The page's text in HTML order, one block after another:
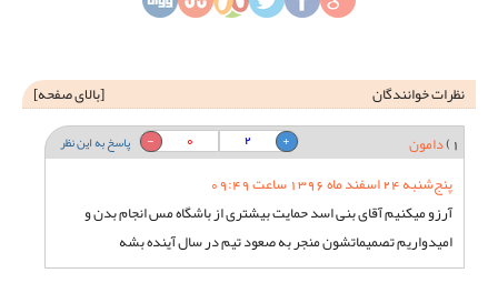
نظرات خوانندگان [بالای صفحه]
1) دامون پاسخ به این نظر 0
2
پنج‌شنبه 24 اسفند ماه 1396 ساعت 09:49
آرزو میکنیم آقای بنی اسد حمایت بیشتری از باشگاه مس انجام بدن و
امیدواریم تصمیماتشون منجر به صعود تیم در سال آینده بشه